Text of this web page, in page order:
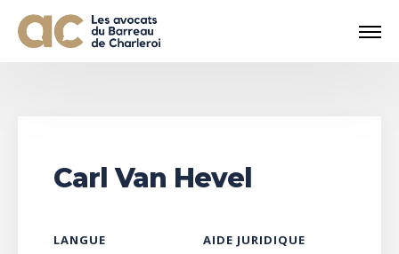
Carl Van Hevel
LANGUE AIDE JURIDIQUE